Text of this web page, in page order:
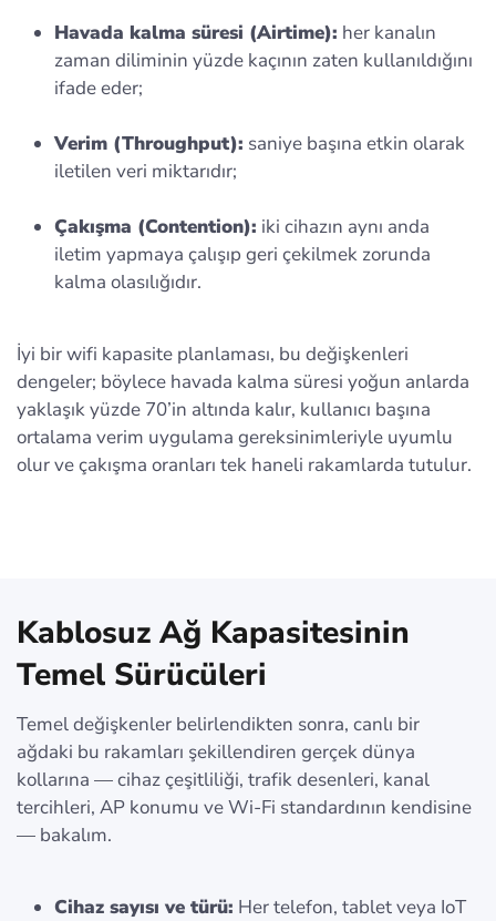
Havada kalma süresi (Airtime): her kanalın
zaman diliminin yüzde kaçının zaten kullanıldığını
ifade eder;
Verim (Throughput): saniye başına etkin olarak
iletilen veri miktarıdır;
Çakışma (Contention): iki cihazın aynı anda
iletim yapmaya çalışıp geri çekilmek zorunda
kalma olasılığıdır.
İyi bir wifi kapasite planlaması, bu değişkenleri
dengeler; böylece havada kalma süresi yoğun anlarda
yaklaşık yüzde 70’in altında kalır, kullanıcı başına
ortalama verim uygulama gereksinimleriyle uyumlu
olur ve çakışma oranları tek haneli rakamlarda tutulur.
Kablosuz Ağ Kapasitesinin
Temel Sürücüleri
Temel değişkenler belirlendikten sonra, canlı bir
ağdaki bu rakamları şekillendiren gerçek dünya
kollarına — cihaz çeşitliliği, trafik desenleri, kanal
tercihleri, AP konumu ve Wi‑Fi standardının kendisine
— bakalım.
Cihaz sayısı ve türü: Her telefon, tablet veya IoT